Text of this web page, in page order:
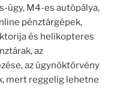
ügy, M4-es autópálya,
pénztárgépek,
és helikopteres
az
az ügynöktörvény
mert reggelig lehetne